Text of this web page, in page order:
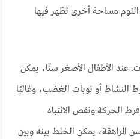
2023). يصبح النوم مساحة أخرى تظهر فيها
عند الأطفال الأصغر سنًا، يمكن
النشاط أو نوبات الغضب، وغالبًا
الحركة ونقص الانتباه
وزملاؤه، 2019). في سن المراهقة، يمكن الخلط بينه وبين